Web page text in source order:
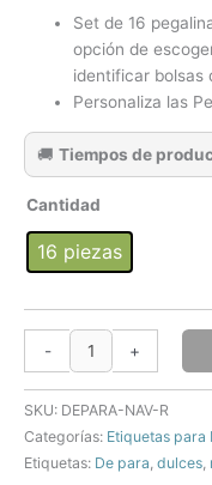
Set de 16
opción de
identificar bolsas
Personaliza las
🚚 Tiempos de
Cantidad
16 piezas
-
Etiquetas
de
Navidad
rectangulares
personalizadas
cantidad
+
SKU: DEPARA-NAV-R
Categorías: Etiquetas para
Etiquetas: De para dulces